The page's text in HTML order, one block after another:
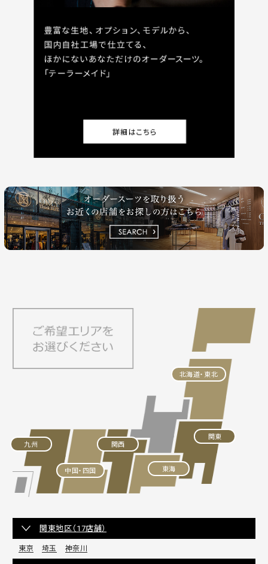
北海道・東北
関東
東海
関西
中国・四国
九州
関東地区（17店舗）
東京 埼玉 神奈川